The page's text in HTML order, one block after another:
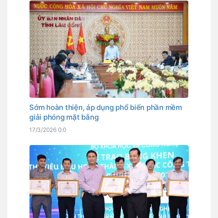
Sớm hoàn thiện, áp dụng phổ biến phần mềm
giải phóng mặt bằng
17/3/2026 0:0